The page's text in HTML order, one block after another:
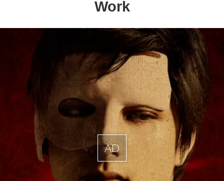
Work
AD